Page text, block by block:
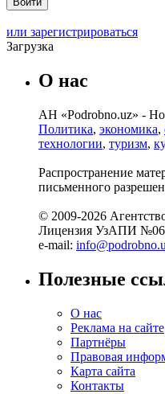
или зарегистрироваться
Загрузка
О нас
АН «Podrobno.uz» -
Политика, экономика,
технологии, туризм,
Распространение
письменного
© 2009-2026
Лицензия УзАПИ
e-mail:
Полезные
О нас
Реклама на сайте
Партнёры
Правовая
Карта сайта
Контакты